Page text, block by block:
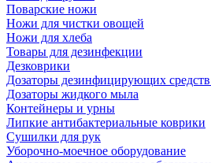
Поварские ножи
Ножи для чистки овощей
Ножи для хлеба
Товары для дезинфекции
Дезковрики
Дозаторы дезинфицирующих средств
Дозаторы жидкого мыла
Контейнеры и урны
Липкие антибактериальные коврики
Сушилки для рук
Уборочно-моечное оборудование